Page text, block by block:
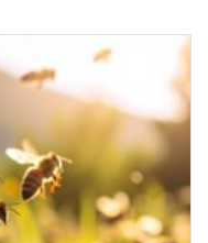
Zajedničke